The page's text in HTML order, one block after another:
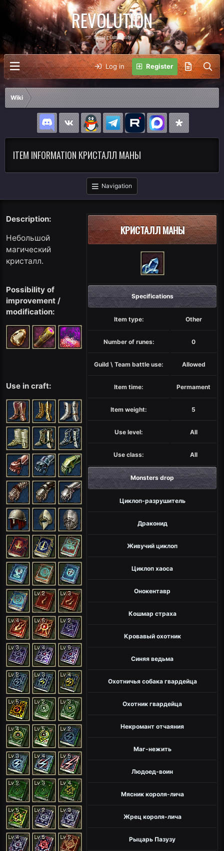
REVOLUTION
Gaming Community
Log in Register
Wiki
ITEM INFORMATION КРИСТАЛЛ МАНЫ
Navigation
КРИСТАЛЛ МАНЫ
Specifications
Item type: Other
Number of runes: 0
Guild \ Team battle use: Allowed
Item time: Permament
Item weight: 5
Use level: All
Use class: All
Monsters drop
Циклоп-разрушитель
Драконид
Живучий циклоп
Циклоп хаоса
Онокентавр
Кошмар страха
Кровавый охотник
Синяя ведьма
Охотничья собака гвардейца
Охотник гвардейца
Некромант отчаяния
Маг-нежить
Людоед-воин
Мясник короля-лича
Жрец короля-лича
Рыцарь Пазузу
Description:
Небольшой
магический
кристалл.
Possibility of
improvement /
modification:
Use in craft: